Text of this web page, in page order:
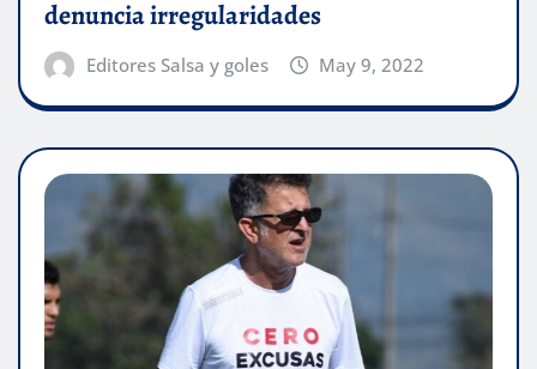
denuncia irregularidades
Editores Salsa y goles May 9, 2022